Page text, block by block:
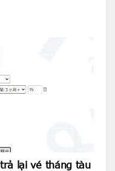
lại vé tháng tàu